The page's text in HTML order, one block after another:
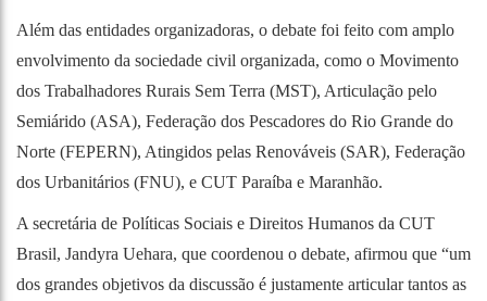
Além das entidades organizadoras, o debate foi feito com amplo
envolvimento da sociedade civil organizada, como o Movimento
dos Trabalhadores Rurais Sem Terra (MST), Articulação pelo
Semiárido (ASA), Federação dos Pescadores do Rio Grande do
Norte (FEPERN), Atingidos pelas Renováveis (SAR), Federação
dos Urbanitários (FNU), e CUT Paraíba e Maranhão.
A secretária de Políticas Sociais e Direitos Humanos da CUT
Brasil, Jandyra Uehara, que coordenou o debate, afirmou que “um
dos grandes objetivos da discussão é justamente articular tantos as